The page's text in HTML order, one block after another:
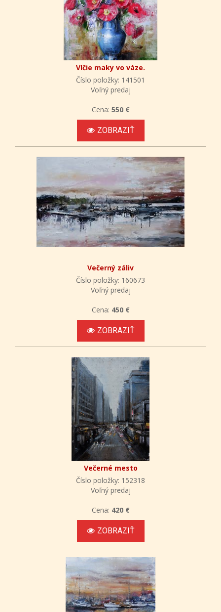
Vlčie maky vo váze.
Číslo položky: 141501
Voľný predaj
Cena: 550 €
ZOBRAZIŤ
Večerný záliv
Číslo položky: 160673
Voľný predaj
Cena: 450 €
ZOBRAZIŤ
Večerné mesto
Číslo položky: 152318
Voľný predaj
Cena: 420 €
ZOBRAZIŤ